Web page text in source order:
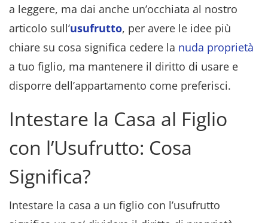
a leggere, ma dai anche un’occhiata al nostro
articolo sull’usufrutto, per avere le idee più
chiare su cosa significa cedere la nuda proprietà
a tuo figlio, ma mantenere il diritto di usare e
disporre dell’appartamento come preferisci.
Intestare la Casa al Figlio
con l’Usufrutto: Cosa
Significa?
Intestare la casa a un figlio con l’usufrutto